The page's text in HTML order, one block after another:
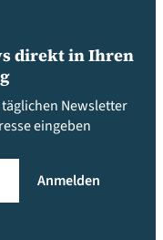
direkt in Ihren
Newsletter
eingeben
Anmelden